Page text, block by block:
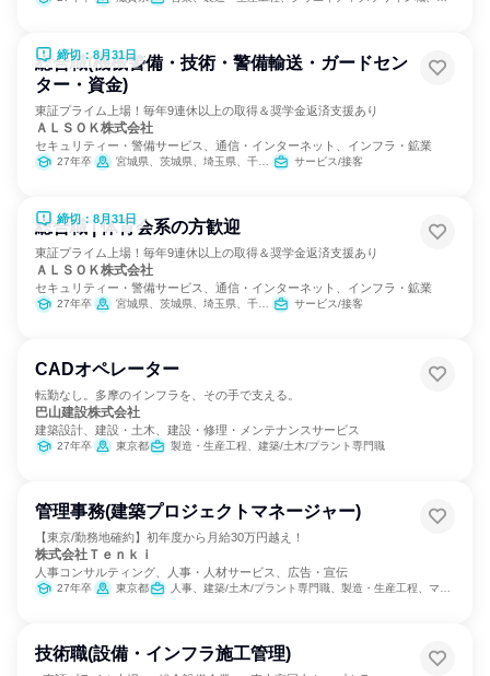
締切：8月31日
総合職(機械警備・技術・警備輸送・ガードセン
ター・資金)
東証プライム上場！毎年9連休以上の取得＆奨学金返済支援あり
ＡＬＳＯＫ株式会社
セキュリティー・警備サービス、通信・インターネット、インフラ・鉱業
27年卒 宮城県、茨城県、埼玉県、千葉県、東京都、神奈川県、山梨県、長野県、静岡県、愛知県、滋賀県、京都府、大阪府、兵庫県、奈良県、和歌山県、岡山県、山口県、徳島県、香川県、高知県、福岡県、熊本県、大分県 サービス/接客
締切：8月31日
総合職 | 体育会系の方歓迎
東証プライム上場！毎年9連休以上の取得＆奨学金返済支援あり
ＡＬＳＯＫ株式会社
セキュリティー・警備サービス、通信・インターネット、インフラ・鉱業
27年卒 宮城県、茨城県、埼玉県、千葉県、東京都、神奈川県、山梨県、長野県、静岡県、愛知県、滋賀県、京都府、大阪府、兵庫県、奈良県、和歌山県、岡山県、山口県、徳島県、香川県、高知県、福岡県、熊本県、大分県 サービス/接客
CADオペレーター
転勤なし。多摩のインフラを、その手で支える。
巴山建設株式会社
建築設計、建設・土木、建設・修理・メンテナンスサービス
27年卒 東京都 製造・生産工程、建築/土木/プラント専門職
管理事務(建築プロジェクトマネージャー)
【東京/勤務地確約】初年度から月給30万円越え！
株式会社Ｔｅｎｋｉ
人事コンサルティング、人事・人材サービス、広告・宣伝
27年卒 東京都 人事、建築/土木/プラント専門職、製造・生産工程、マーケティング・広告・宣伝
技術職(設備・インフラ施工管理)